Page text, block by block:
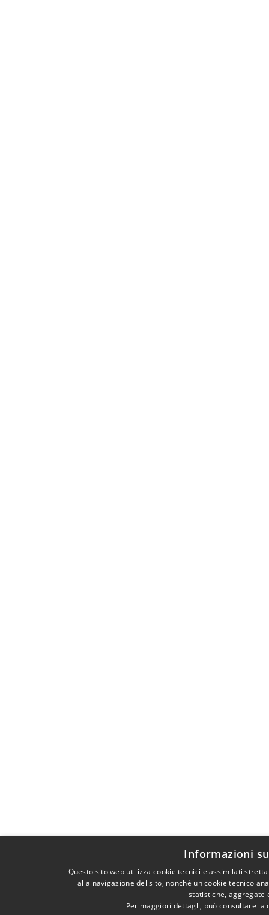
Informazioni
Questo sito web utilizza cookie tecnici e assimilati
alla navigazione del sito, nonché un cookie tecnico
statistiche, aggregate
Per maggiori dettagli, può consultare la